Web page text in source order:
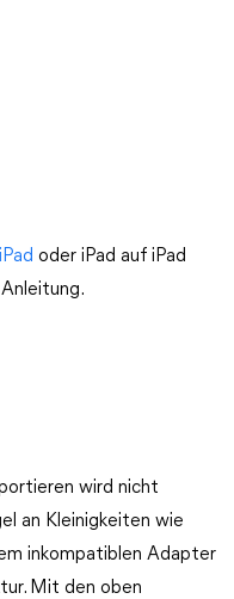
oder iPad auf iPad
wird nicht
an Kleinigkeiten wie
inkompatiblen Adapter
Mit den oben